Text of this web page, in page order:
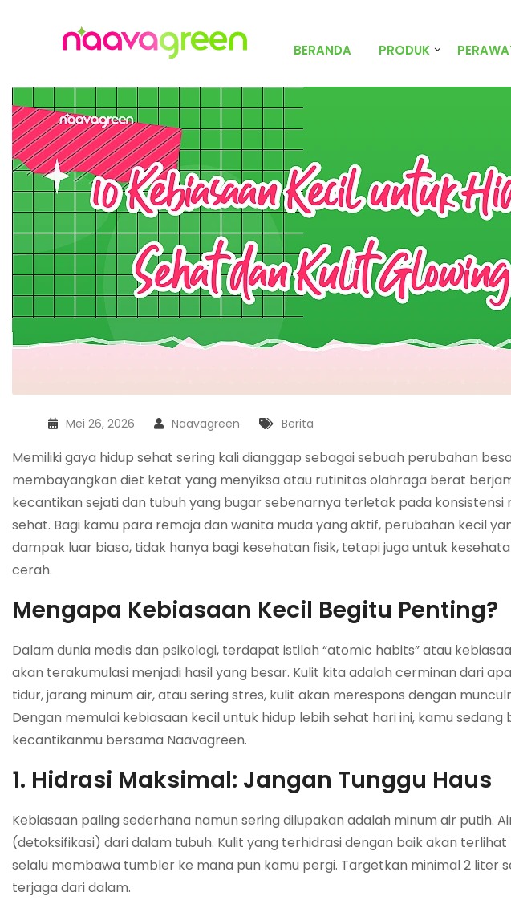
BERANDA PRODUK
Mei 26, 2026 Naavagreen Berita
Memiliki gaya hidup sehat sering kali dianggap sebagai sebuah perubahan
membayangkan diet ketat yang menyiksa atau rutinitas olahraga berat
kecantikan sejati dan tubuh yang bugar sebenarnya terletak pada konsistensi
sehat. Bagi kamu para remaja dan wanita muda yang aktif, perubahan kecil
dampak luar biasa, tidak hanya bagi kesehatan fisik, tetapi juga untuk
cerah.
Mengapa Kebiasaan Kecil Begitu Penting?
Dalam dunia medis dan psikologi, terdapat istilah “atomic habits” atau
akan terakumulasi menjadi hasil yang besar. Kulit kita adalah cerminan dari
tidur, jarang minum air, atau sering stres, kulit akan merespons dengan
Dengan memulai kebiasaan kecil untuk hidup lebih sehat hari ini, kamu
kecantikanmu bersama Naavagreen.
1. Hidrasi Maksimal: Jangan Tunggu Haus
Kebiasaan paling sederhana namun sering dilupakan adalah minum air putih.
(detoksifikasi) dari dalam tubuh. Kulit yang terhidrasi dengan baik akan
selalu membawa tumbler ke mana pun kamu pergi. Targetkan minimal 2 liter
terjaga dari dalam.